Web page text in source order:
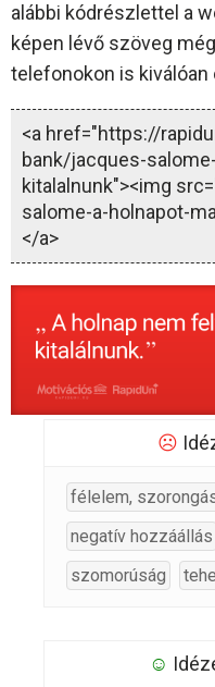
alábbi kódrészlettel a
képen lévő szöveg
telefonokon is kiválóan
<a href="https://
bank/jacques-
kitalalnunk"><img
salome-a-holnapot-
</a>
☹
félelem,
negatív hozzáállás
szomorúság
☺